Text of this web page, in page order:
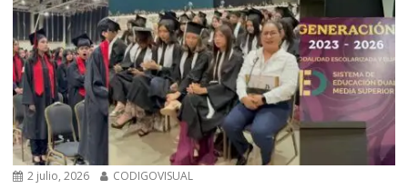
2 julio, 2026 CODIGOVISUAL